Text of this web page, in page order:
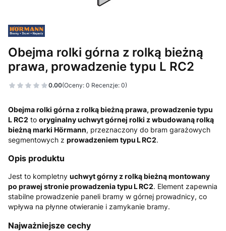
Obejma rolki górna z rolką bieżną
prawa, prowadzenie typu L RC2
0.00(Oceny: 0 Recenzje: 0)
Obejma rolki górna z rolką bieżną prawa, prowadzenie typu
L RC2 to oryginalny uchwyt górnej rolki z wbudowaną rolką
bieżną marki Hörmann, przeznaczony do bram garażowych
segmentowych z prowadzeniem typu L RC2.
Opis produktu
Jest to kompletny uchwyt górny z rolką bieżną montowany
po prawej stronie prowadzenia typu L RC2. Element zapewnia
stabilne prowadzenie paneli bramy w górnej prowadnicy, co
wpływa na płynne otwieranie i zamykanie bramy.
Najważniejsze cechy